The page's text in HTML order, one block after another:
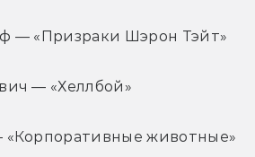
— «Призраки Шэрон Тэйт»
— «Хеллбой»
животные»